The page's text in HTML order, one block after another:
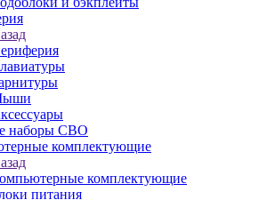
наборы СВО
комплектующие
комплектующие
питания